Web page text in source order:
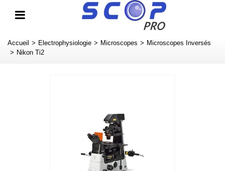
Accueil > Electrophysiologie > Microscopes > Microscopes Inversés
> Nikon Ti2